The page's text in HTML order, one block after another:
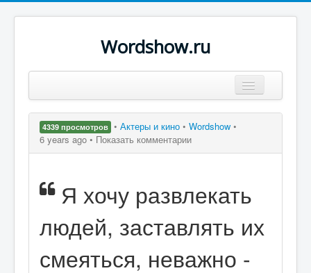
Wordshow.ru
Популярные цитаты
Поиск
4339 просмотров • Актеры и кино • Wordshow •
6 years ago • Показать комментарии
Я хочу развлекать
людей, заставлять их
смеяться, неважно -